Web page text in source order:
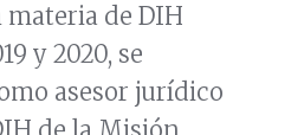
de DIH
y 2020, se
asesor jurídico